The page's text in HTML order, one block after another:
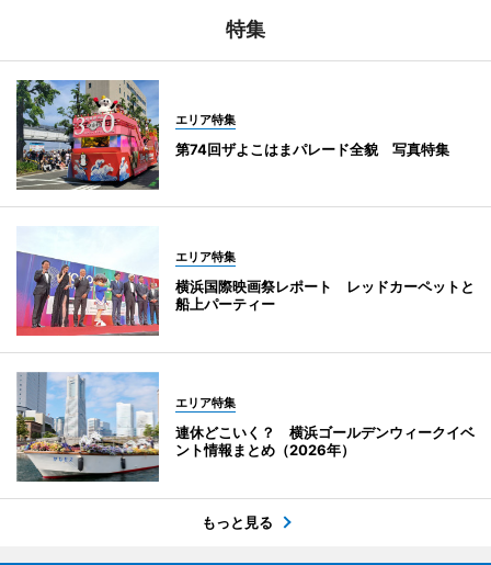
特集
エリア特集
第74回ザよこはまパレード全貌 写真特集
エリア特集
横浜国際映画祭レポート レッドカーペットと
船上パーティー
エリア特集
連休どこいく？ 横浜ゴールデンウィークイベ
ント情報まとめ（2026年）
もっと見る